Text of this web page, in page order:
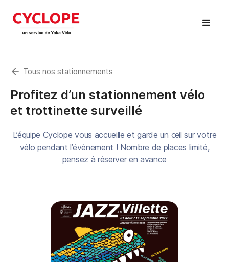
arrow_back Tous nos stationnements
Profitez d’un stationnement vélo
et trottinette surveillé
L’équipe Cyclope vous accueille et garde un œil sur votre
vélo pendant l’évènement ! Nombre de places limité,
pensez à réserver en avance